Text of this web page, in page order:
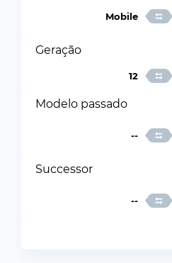
Mobile
Geração
12
Modelo passado
--
Successor
--